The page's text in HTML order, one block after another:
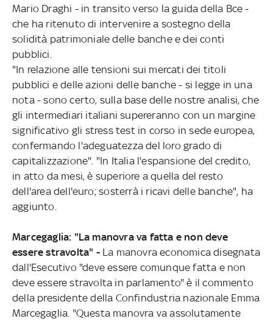
Mario Draghi - in transito verso la guida della Bce -
che ha ritenuto di intervenire a sostegno della
solidità patrimoniale delle banche e dei conti
pubblici.
"In relazione alle tensioni sui mercati dei titoli
pubblici e delle azioni delle banche - si legge in una
nota - sono certo, sulla base delle nostre analisi, che
gli intermediari italiani supereranno con un margine
significativo gli stress test in corso in sede europea,
confermando l'adeguatezza del loro grado di
capitalizzazione". "In Italia l'espansione del credito,
in atto da mesi, è superiore a quella del resto
dell'area dell'euro; sosterrà i ricavi delle banche", ha
aggiunto.
Marcegaglia: "La manovra va fatta e non deve
essere stravolta" - La manovra economica disegnata
dall'Esecutivo "deve essere comunque fatta e non
deve essere stravolta in parlamento" è il commento
della presidente della Confindustria nazionale Emma
Marcegaglia. "Questa manovra va assolutamente